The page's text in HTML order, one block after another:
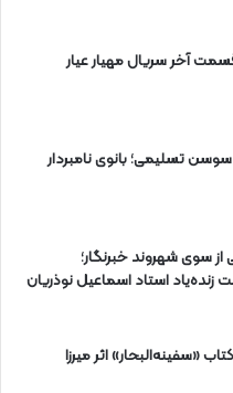
آخر سریال مهیار عیار
تسلیمی؛ بانوی نامبردار
سوی شهروند خبرنگار؛
استاد اسماعیل نوذریان
«سفینه‌البحار» اثر میرزا